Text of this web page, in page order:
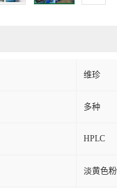
维珍
多种
HPLC
淡黄色